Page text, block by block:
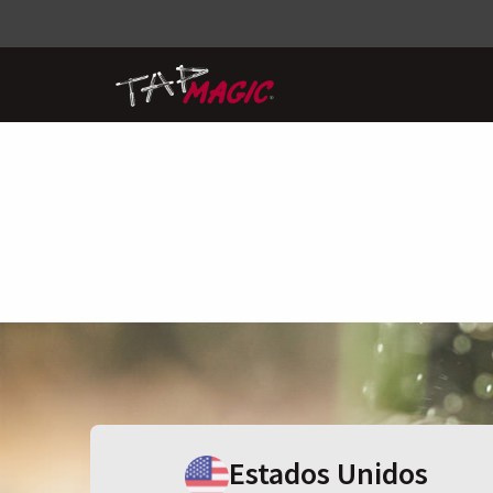
Estados Unidos